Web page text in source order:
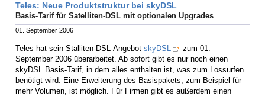
Teles: Neue Produktstruktur bei skyDSL
Basis-Tarif für Satelliten-DSL mit optionalen Upgrades
01. September 2006
Teles hat sein Stalliten-DSL-Angebot skyDSL
zum 01.
September 2006 überarbeitet. Ab sofort gibt es nur noch einen
skyDSL Basis-Tarif, in dem alles enthalten ist, was zum Lossurfen
benötigt wird. Eine Erweiterung des Basispakets, zum Beispiel für
mehr Volumen, ist möglich. Für Firmen gibt es außerdem einen